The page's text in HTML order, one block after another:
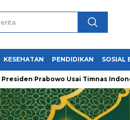
KESEHATAN PENDIDIKAN SOSIAL
Prabowo Usai Timnas Indonesia